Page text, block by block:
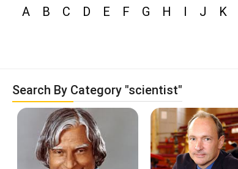
A B C D E F G H I J K
Search By Category "scientist"